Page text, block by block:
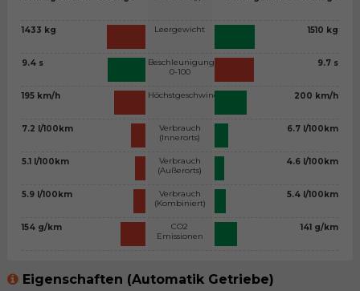
1433 kg
9.4 s
195 km/h
7.2 l/100km
5.1 l/100km
5.9 l/100km
154 g/km
Leergewicht
Beschleunigung
0-100
Höchstgeschwindigkeit
Verbrauch
(Innerorts)
Verbrauch
(Außerorts)
Verbrauch
(Kombiniert)
CO2
Emissionen
1510 kg
9.7 s
200 km/h
6.7 l/100km
4.6 l/100km
5.4 l/100km
141 g/km
Eigenschaften (Automatik Getriebe)